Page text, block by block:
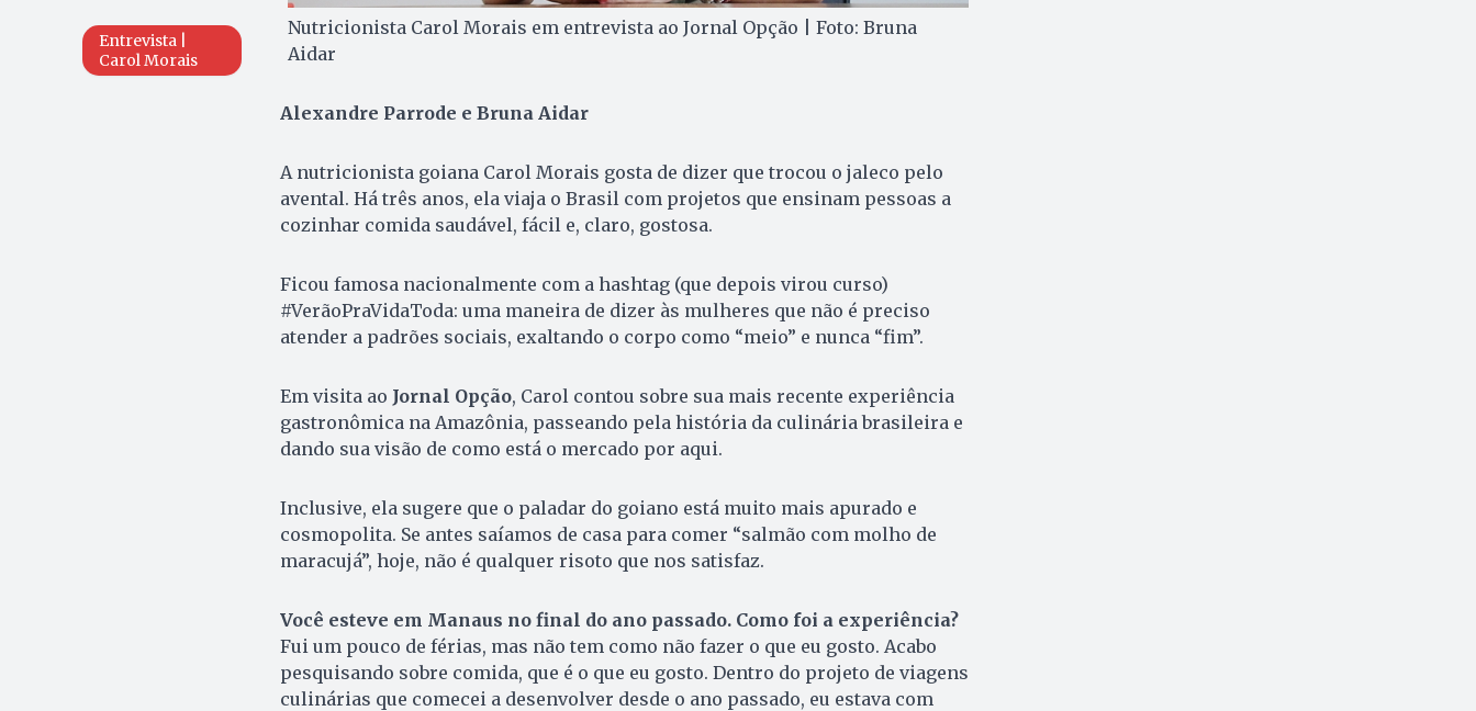
Entrevista |
Carol Morais
Nutricionista Carol Morais em entrevista ao Jornal Opção | Foto: Bruna
Aidar
Alexandre Parrode e Bruna Aidar
A nutricionista goiana Carol Morais gosta de dizer que trocou o jaleco pelo
avental. Há três anos, ela viaja o Brasil com projetos que ensinam pessoas a
cozinhar comida saudável, fácil e, claro, gostosa.
Ficou famosa nacionalmente com a hashtag (que depois virou curso)
#VerãoPraVidaToda: uma maneira de dizer às mulheres que não é preciso
atender a padrões sociais, exaltando o corpo como “meio” e nunca “fim”.
Em visita ao Jornal Opção, Carol contou sobre sua mais recente experiência
gastronômica na Amazônia, passeando pela história da culinária brasileira e
dando sua visão de como está o mercado por aqui.
Inclusive, ela sugere que o paladar do goiano está muito mais apurado e
cosmopolita. Se antes saíamos de casa para comer “salmão com molho de
maracujá”, hoje, não é qualquer risoto que nos satisfaz.
Você esteve em Manaus no final do ano passado. Como foi a experiência?
Fui um pouco de férias, mas não tem como não fazer o que eu gosto. Acabo
pesquisando sobre comida, que é o que eu gosto. Dentro do projeto de viagens
culinárias que comecei a desenvolver desde o ano passado, eu estava com